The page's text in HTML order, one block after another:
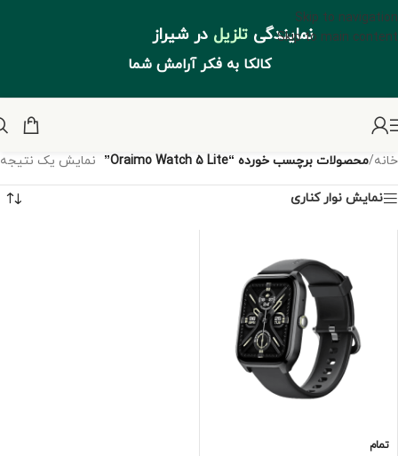
Skip to navigation
Skip to main content
نمایندگی تلزیل در شیراز
کالکا به فکر آرامش شما
خانه/محصولات برچسب خورده “Oraimo Watch 5 Lite” نمایش یک نتیجه
نمایش نوار کناری
تمام